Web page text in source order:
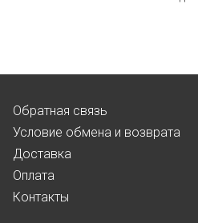
Обратная связь
Условие обмена и возврата
Доставка
Оплата
Контакты